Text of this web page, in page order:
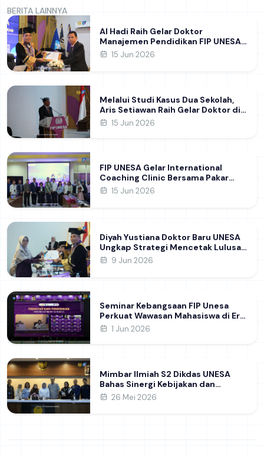
BERITA LAINNYA
Al Hadi Raih Gelar Doktor
Manajemen Pendidikan FIP UNESA
melalui Riset Pembentukan
15 Jun 2026
Melalui Studi Kasus Dua Sekolah,
Aris Setiawan Raih Gelar Doktor di
FIP UNESA Usai Kupas Manajemen
15 Jun 2026
FIP UNESA Gelar International
Coaching Clinic Bersama Pakar
Khon Kaen University Thailand,
Ilmiah Internasional dukung SDG 4
15 Jun 2026
Diyah Yustiana Doktor Baru UNESA
Ungkap Strategi Mencetak Lulusan
SMK yang Siap Hadapi Dunia Kerja
9 Jun 2026
Seminar Kebangsaan FIP Unesa
Perkuat Wawasan Mahasiswa di Era
Geopolitik Global&nbsp;
1 Jun 2026
Mimbar Ilmiah S2 Dikdas UNESA
Bahas Sinergi Kebijakan dan
Pendidikan
26 Mei 2026